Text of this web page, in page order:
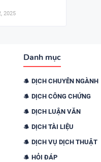
2025
Danh mục
DỊCH CHUYÊN NGÀNH
DỊCH CÔNG CHỨNG
DỊCH LUẬN VĂN
DỊCH TÀI LIỆU
DỊCH VỤ DỊCH THUẬT
HỎI ĐÁP